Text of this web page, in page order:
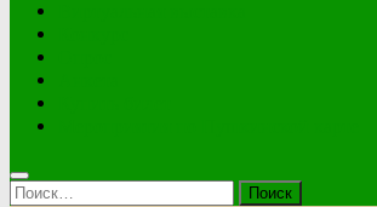
Найти: